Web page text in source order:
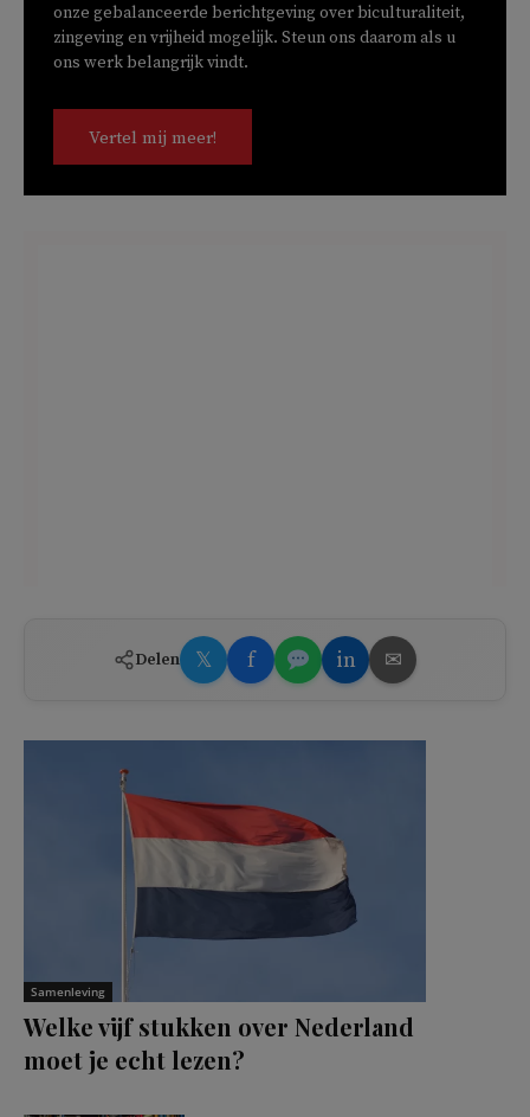
onze gebalanceerde berichtgeving over biculturaliteit,
zingeving en vrijheid mogelijk. Steun ons daarom als u
ons werk belangrijk vindt.
Vertel mij meer!
Delen 𝕏 f in ✉
Samenleving
Welke vijf stukken over Nederland
moet je echt lezen?